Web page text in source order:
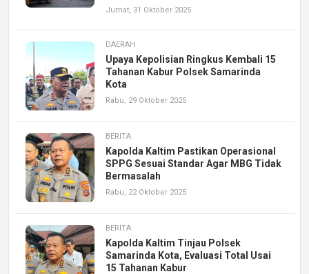
Jumat, 31 Oktober 2025
DAERAH
Upaya Kepolisian Ringkus Kembali 15
Tahanan Kabur Polsek Samarinda
Kota
Rabu, 29 Oktober 2025
BERITA
Kapolda Kaltim Pastikan Operasional
SPPG Sesuai Standar Agar MBG Tidak
Bermasalah
Rabu, 22 Oktober 2025
BERITA
Kapolda Kaltim Tinjau Polsek
Samarinda Kota, Evaluasi Total Usai
15 Tahanan Kabur